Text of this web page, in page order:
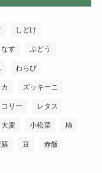
しどけ
なす ぶどう
わらび
ズッキーニ
リー レタス
大麦 小松菜 柿
豆 赤飯